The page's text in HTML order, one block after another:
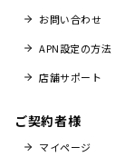
お問い合わせ
APN設定の方法
店舗サポート
ご契約者様
マイページ